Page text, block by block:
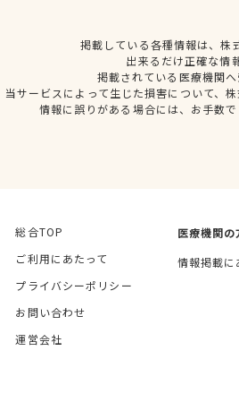
掲載している各種情報は、株
出来るだけ正確な情
掲載されている医療機関
当サービスによって生じた損害について、
情報に誤りがある場合には、お手数
総合TOP
ご利用にあたって
プライバシーポリシー
お問い合わせ
運営会社
医療機関の
情報掲載に